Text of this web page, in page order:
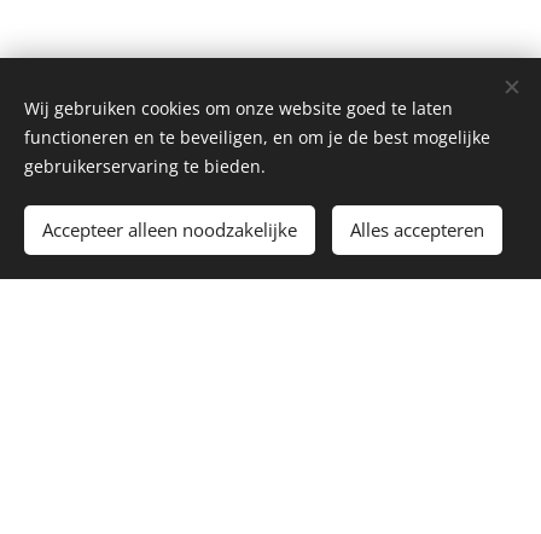
Toevoegen aan de winkelwagen
Wij gebruiken cookies om onze website goed te laten
functioneren en te beveiligen, en om je de best mogelijke
gebruikerservaring te bieden.
Accepteer alleen noodzakelijke Alles accepteren